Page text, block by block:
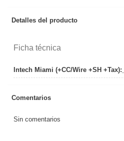
Detalles del producto
Ficha técnica
Intech Miami (+CC/Wire +SH
Comentarios
Sin comentarios